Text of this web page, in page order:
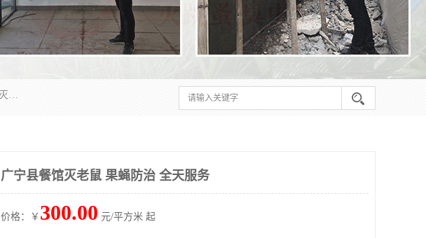
江门市瑞可环境科技有限公司是具有白蚁防治资质的大型专业除四害公司;专业灭老鼠、灭臭虫、灭蟑螂、灭跳蚤、灭蚊、灭蝇、灭白蚁、防蛇等各种害虫的防治。经过多年的努力，公司发展成为集PCO研究、生物制药、害虫防治于一体的专业杀虫灭鼠公司。
广宁县餐馆灭老鼠 果蝇防治 全天服务
价格：￥ 300.00 元/平方米 起